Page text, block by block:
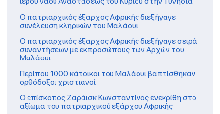
Ο πατριαρχικός έξαρχος Αφρικής διεξήγαγε
συνέλευση κληρικών του Μαλάουι
O πατριαρχικός έξαρχος Αφρικής διεξήγαγε σειρά
συναντήσεων με εκπροσώπους των Αρχών του
Μαλάουι
Περίπου 1000 κάτοικοι του Μαλάουι βαπτίσθηκαν
ορθόδοξοι χριστιανοί
Ο επίσκοπος Ζαράισκ Κωνσταντίνος ενεκρίθη στο
αξίωμα του πατριαρχικού εξάρχου Αφρικής